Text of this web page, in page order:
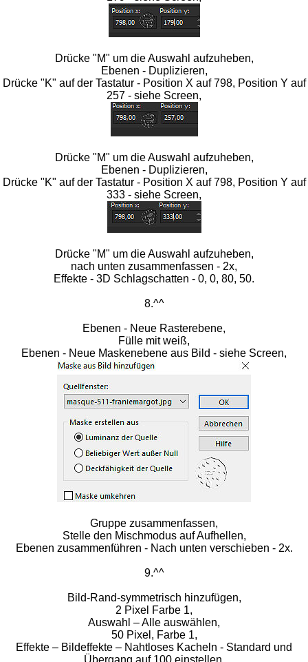
Drücke "M" um die Auswahl aufzuheben,
Ebenen - Duplizieren,
Drücke "K" auf der Tastatur - Position X auf 798, Position Y auf
257 - siehe Screen,
Drücke "M" um die Auswahl aufzuheben,
Ebenen - Duplizieren,
Drücke "K" auf der Tastatur - Position X auf 798, Position Y auf
333 - siehe Screen,
Drücke "M" um die Auswahl aufzuheben,
nach unten zusammenfassen - 2x,
Effekte - 3D Schlagschatten - 0, 0, 80, 50.
8.^^
Ebenen - Neue Rasterebene,
Fülle mit weiß,
Ebenen - Neue Maskenebene aus Bild - siehe Screen,
Gruppe zusammenfassen,
Stelle den Mischmodus auf Aufhellen,
Ebenen zusammenführen - Nach unten verschieben - 2x.
9.^^
Bild-Rand-symmetrisch hinzufügen,
2 Pixel Farbe 1,
Auswahl – Alle auswählen,
50 Pixel, Farbe 1,
Effekte – Bildeffekte – Nahtloses Kacheln - Standard und